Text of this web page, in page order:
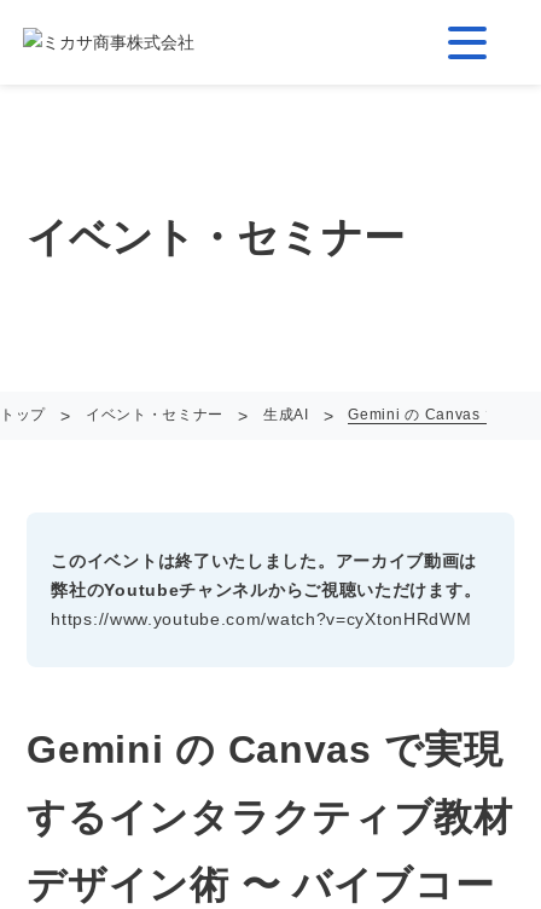
イベント・セミナー
トップ > イベント・セミナー > 生成AI > Gemini の Canvas で実現
このイベントは終了いたしました。アーカイブ動画は
弊社のYoutubeチャンネルからご視聴いただけます。
https://www.youtube.com/watch?v=cyXtonHRdWM
Gemini の Canvas で実現
するインタラクティブ教材
デザイン術 〜 バイブコー